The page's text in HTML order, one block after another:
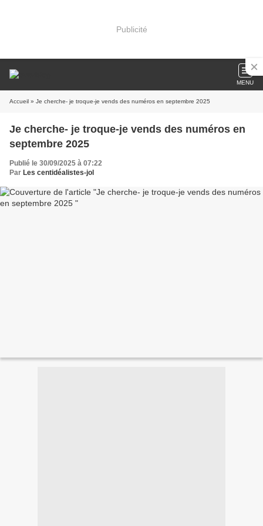
Publicité
MENU
Accueil » Je cherche- je troque-je vends des numéros en septembre 2025
Je cherche- je troque-je vends des numéros en
septembre 2025
Publié le 30/09/2025 à 07:22
Par Les centidéalistes-jol